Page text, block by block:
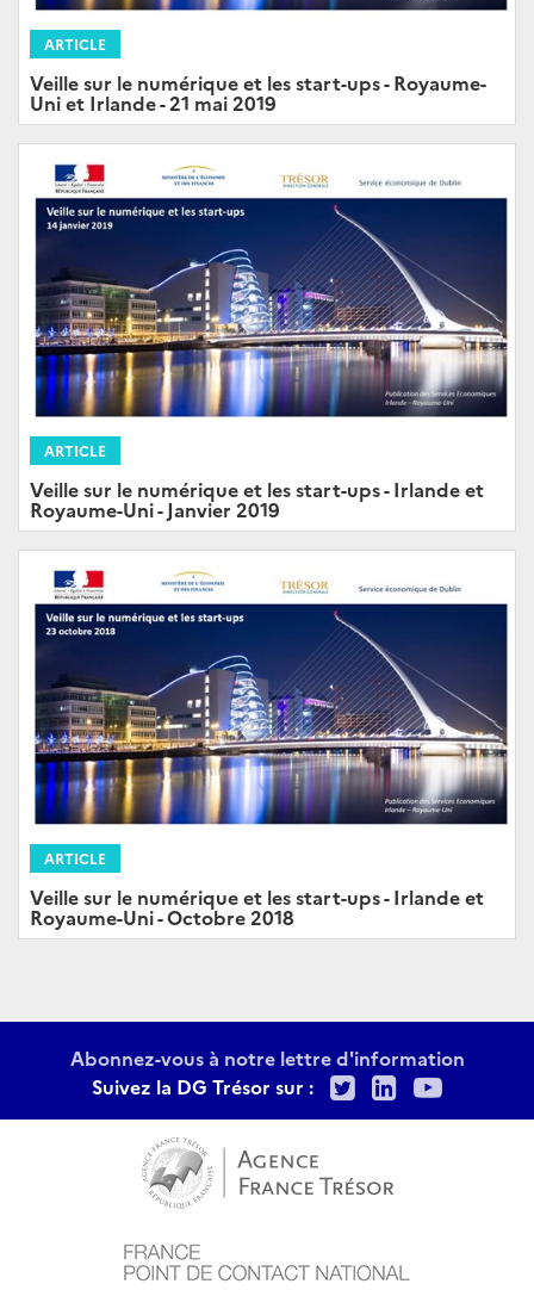
ARTICLE
Veille sur le numérique et les start-ups - Royaume-
Uni et Irlande - 21 mai 2019
ARTICLE
Veille sur le numérique et les start-ups - Irlande et
Royaume-Uni - Janvier 2019
ARTICLE
Veille sur le numérique et les start-ups - Irlande et
Royaume-Uni - Octobre 2018
Abonnez-vous à notre lettre d'information
Suivez la DG Trésor sur :
TwitterLinkedIn